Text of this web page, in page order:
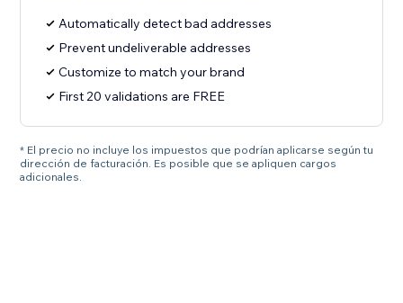
Automatically detect bad addresses
Prevent undeliverable addresses
Customize to match your brand
First 20 validations are FREE
* El precio no incluye los impuestos que podrían aplicarse según tu
dirección de facturación. Es posible que se apliquen cargos
adicionales.